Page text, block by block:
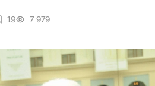
19 7 979